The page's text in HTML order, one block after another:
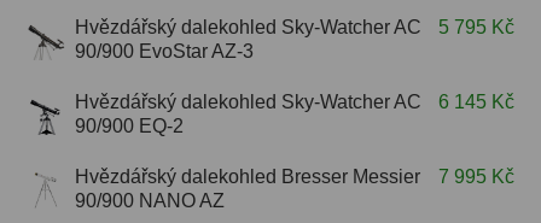
Sluneční44
CLS a UHC18
OIII 9
Hvězdářský dalekohled Sky-Watcher AC
90/900 EvoStar AZ-3
5 795 Kč
Hvězdářský dalekohled Sky-Watcher AC
90/900 EQ-2
6 145 Kč
Hvězdářský dalekohled Bresser Messier
90/900 NANO AZ
7 995 Kč